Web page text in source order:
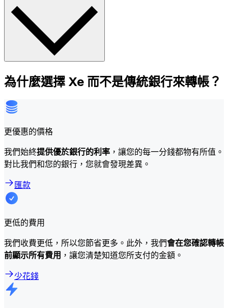
為什麼選擇 Xe 而不是傳統銀行來轉帳？
更優惠的價格
我們始終提供優於銀行的利率 ，讓您的每一分錢都物有所值。
對比我們和您的銀行，您就會發現差異。
匯款
更低的費用
我們收費更低，所以您節省更多。此外，我們會在您確認轉帳
前顯示所有費用 ，讓您清楚知道您所支付的金額。
少花錢